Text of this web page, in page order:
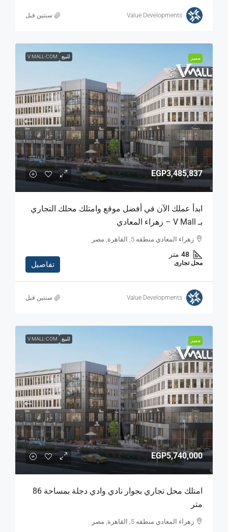
Value Developments ‏سنتين قبل
مميز للبيع V MALL-COM
EGP3,485,837
ابدأ عملك الآن في أفضل موقع وامتلك محلك التجاري
بـ V Mall – زهراء المعادي
زهراء المعادي منطقه 5, القاهرة, مصر
48 متر
محل تجارى تفاصيل
Value Developments ‏سنتين قبل
مميز للبيع V MALL-COM
EGP5,740,000
امتلك محل تجاري بجوار نادي وادي دجلة بمساحة 86
متر
زهراء المعادي منطقه 5, القاهرة, مصر